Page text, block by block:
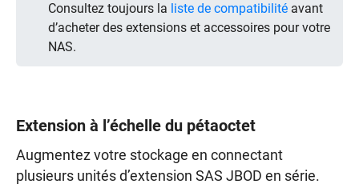
Consultez toujours la liste de compatibilité avant
d’acheter des extensions et accessoires pour votre
NAS.
Extension à l’échelle du pétaoctet
Augmentez votre stockage en connectant
plusieurs unités d’extension SAS JBOD en série.